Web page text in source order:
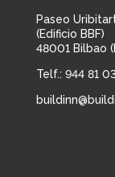
Paseo
(Edificio BBF)
48001 Bilbao
Telf.: 944 81